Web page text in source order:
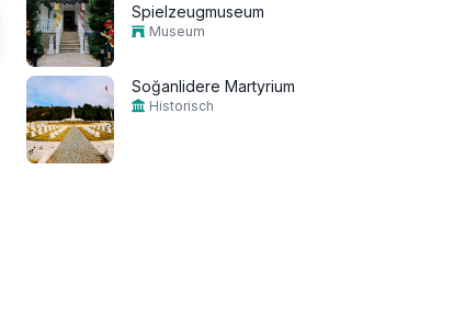
Spielzeugmuseum
Museum
Soğanlidere Martyrium
Historisch